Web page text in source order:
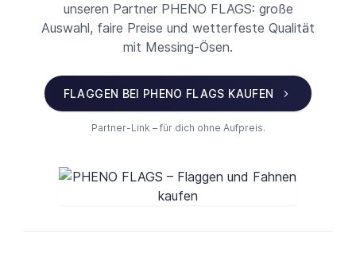
unseren Partner PHENO FLAGS: große
Auswahl, faire Preise und wetterfeste Qualität
mit Messing-Ösen.
FLAGGEN BEI PHENO FLAGS KAUFEN
Partner-Link – für dich ohne Aufpreis.